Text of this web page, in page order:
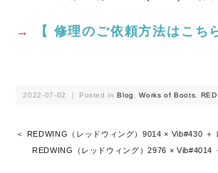
→ 【 修理のご依頼方法はこち
2022-07-02 ｜ Posted inBlog ,Works of Boots
＜ REDWING（レッドウィング）9014 × Vib#430 ＋
REDWING（レッドウィング）2976 × Vib#4014